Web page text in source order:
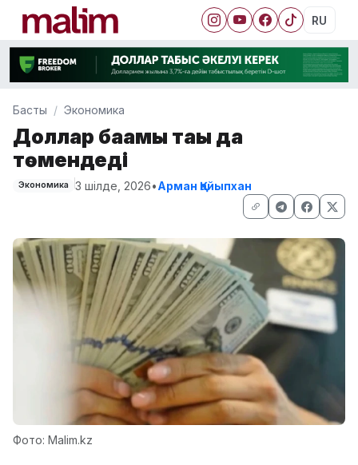
RU
Басты Экономика
Доллар бағамы тағы да
төмендеді
Экономика 3 шілде, 2026•Арман Қайыпхан
Фото: Malim.kz